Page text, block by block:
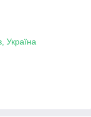
Україна